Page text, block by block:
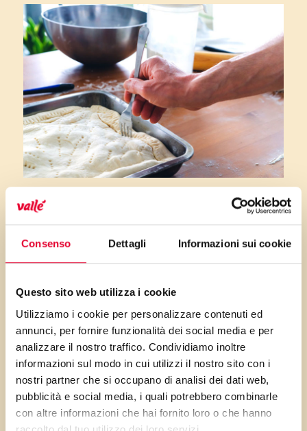
Consenso Dettagli Informazioni sui cookie
Questo sito web utilizza i cookie
Utilizziamo i cookie per personalizzare contenuti ed
annunci, per fornire funzionalità dei social media e per
analizzare il nostro traffico. Condividiamo inoltre
informazioni sul modo in cui utilizzi il nostro sito con i
nostri partner che si occupano di analisi dei dati web,
pubblicità e social media, i quali potrebbero combinarle
con altre informazioni che hai fornito loro o che hanno
La pasta sfoglia
Così come la precedente, anche la
pasta sfoglia si prepara con
Vallé+Burro. Ma quali sono le
differenze tra le due?
Prepararla richiede una
lavorazione lunga, con una
serie di giri e ripiegamenti della
pasta per stratificare ilburroe